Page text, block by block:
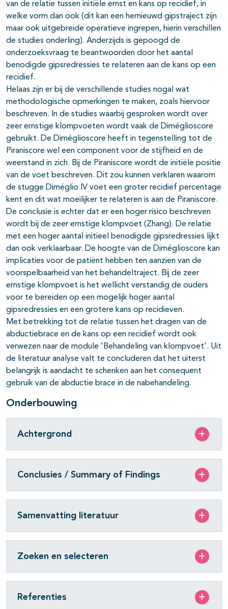
van de relatie tussen initiële ernst en kans op recidief, in
welke vorm dan ook (dit kan een hernieuwd gipstraject zijn
maar ook uitgebreide operatieve ingrepen, hierin verschillen
de studies onderling). Anderzijds is gepoogd de
onderzoeksvraag te beantwoorden door het aantal
benodigde gipsredressies te relateren aan de kans op een
recidief.
Helaas zijn er bij de verschillende studies nogal wat
methodologische opmerkingen te maken, zoals hiervoor
beschreven. In de studies waarbij gesproken wordt over
zeer ernstige klompvoeten wordt vaak de Diméglioscore
gebruikt. De Diméglioscore heeft in tegenstelling tot de
Piraniscore wel een component voor de stijfheid en de
weerstand in zich. Bij de Piraniscore wordt de initiële positie
van de voet beschreven. Dit zou kunnen verklaren waarom
de stugge Diméglio IV voet een groter recidief percentage
kent en dit wat moeilijker te relateren is aan de Piraniscore.
De conclusie is echter dat er een hoger risico beschreven
wordt bij de zeer ernstige klompvoet (Zhang). De relatie
met een hoger aantal initieel benodigde gipsredressies lijkt
dan ook verklaarbaar. De hoogte van de Diméglioscore kan
implicaties voor de patiënt hebben ten aanzien van de
voorspelbaarheid van het behandeltraject. Bij de zeer
ernstige klompvoet is het wellicht verstandig de ouders
voor te bereiden op een mogelijk hoger aantal
gipsredressies en een grotere kans op recidieven.
Met betrekking tot de relatie tussen het dragen van de
abductiebrace en de kans op een recidief wordt ook
verwezen naar de module 'Behandeling van klompvoet'. Uit
de literatuur analyse valt te concluderen dat het uiterst
belangrijk is aandacht te schenken aan het consequent
gebruik van de abductie brace in de nabehandeling.
Onderbouwing
Achtergrond
Conclusies / Summary of Findings
Samenvatting literatuur
Zoeken en selecteren
Referenties